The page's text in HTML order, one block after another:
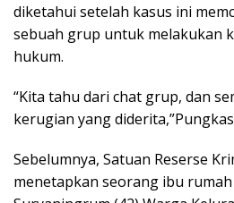
diketahui setelah kasus ini
sebuah grup untuk melakukan
hukum.
“Kita tahu dari chat grup, dan
kerugian yang
Sebelumnya, Satuan Reserse
menetapkan seorang ibu